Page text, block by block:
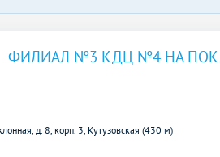
ФИЛИАЛ №3 КДЦ №4 НА
д. 8, корп. 3, Кутузовская (430 м)